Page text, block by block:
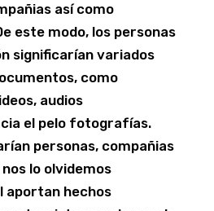
así­ como
este modo, los personas
significarían variados
como
audios
el pelo fotografías.
personas, compañias
lo olvidemos
aportan hechos